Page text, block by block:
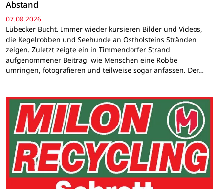
Abstand
07.08.2026
Lübecker Bucht. Immer wieder kursieren Bilder und Videos,
die Kegelrobben und Seehunde an Ostholsteins Stränden
zeigen. Zuletzt zeigte ein in Timmendorfer Strand
aufgenommener Beitrag, wie Menschen eine Robbe
umringen, fotografieren und teilweise sogar anfassen. Der…